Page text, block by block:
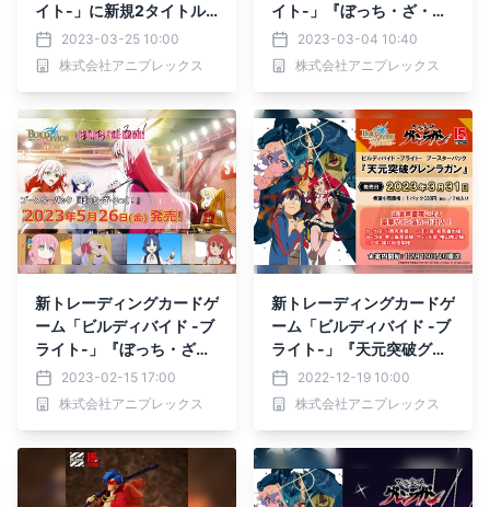
イト-」に新規2タイトル
の参戦決定！
2023-03-25 10:00
株式会社アニプレックス
イト-」『ぼっち・ざ・ろ
っく！』新規描き下ろしイ
ラスト公開！
2023-03-04 10:40
株式会社アニプレックス
新トレーディングカードゲ
ーム「ビルディバイド -ブ
ライト-」『ぼっち・ざ・
ろっく！』商品情報解禁！
2023-02-15 17:00
株式会社アニプレックス
新トレーディングカードゲ
ーム「ビルディバイド -ブ
ライト-」『天元突破グレ
ンラガン』商品情報解禁！
2022-12-19 10:00
株式会社アニプレックス